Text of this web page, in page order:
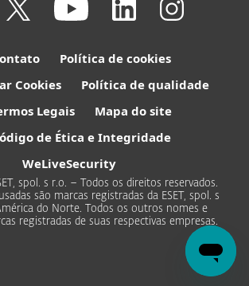
Política de cookies
Cookies
Política de qualidade
Legais
Mapa do site
de Ética e Integridade
WeLiveSecurity
spol. s r.o. – Todos os direitos reservados.
são marcas registradas da ESET, spol. s
do Norte. Todos os outros nomes e
registradas de suas respectivas empresas.